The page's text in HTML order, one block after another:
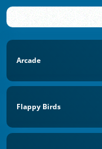
Arcade
Flappy Birds